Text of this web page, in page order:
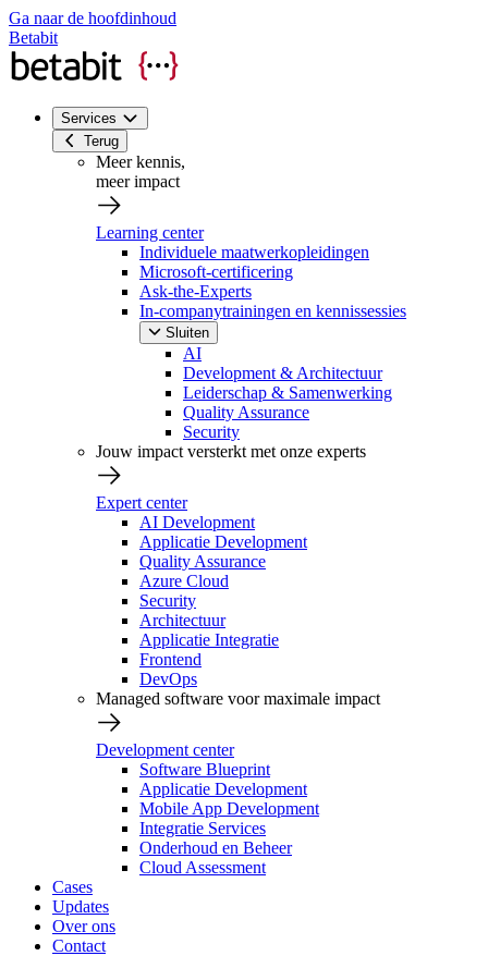
Ga naar de hoofdinhoud
Betabit
Services
Terug
Meer kennis,
meer impact
Learning center
Individuele maatwerkopleidingen
Microsoft-certificering
Ask-the-Experts
In-companytrainingen en kennissessies
Sluiten
AI
Development & Architectuur
Leiderschap & Samenwerking
Quality Assurance
Security
Jouw impact versterkt met onze experts
Expert center
AI Development
Applicatie Development
Quality Assurance
Azure Cloud
Security
Architectuur
Applicatie Integratie
Frontend
DevOps
Managed software voor maximale impact
Development center
Software Blueprint
Applicatie Development
Mobile App Development
Integratie Services
Onderhoud en Beheer
Cloud Assessment
Cases
Updates
Over ons
Contact